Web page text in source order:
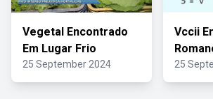
Vegetal Encontrado
Em Lugar Frio
25 September 2024
Vccii
25